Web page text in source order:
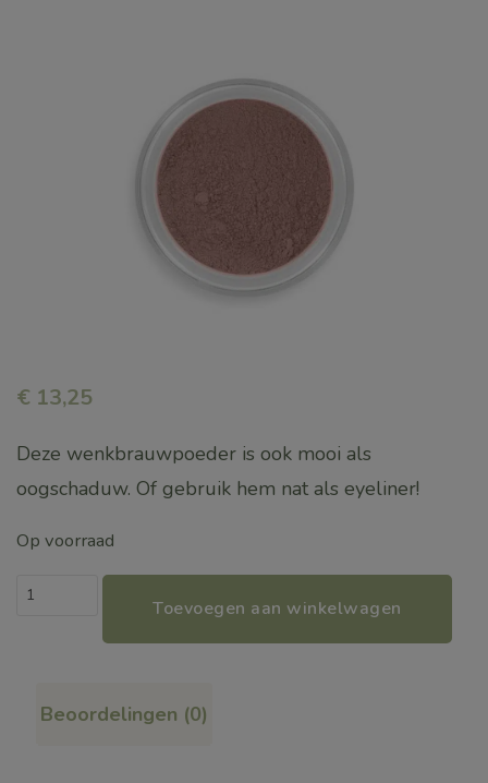
€ 13,25
Deze wenkbrauwpoeder is ook mooi als
oogschaduw. Of gebruik hem nat als eyeliner!
Op voorraad
Mineral
Toevoegen aan winkelwagen
Beoordelingen (0)